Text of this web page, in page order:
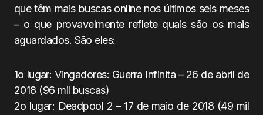
que têm mais buscas online nos últimos seis meses
– o que provavelmente reflete quais são os mais
aguardados. São eles:
1o lugar: Vingadores: Guerra Infinita – 26 de abril de
2018 (96 mil buscas)
2o lugar: Deadpool 2 – 17 de maio de 2018 (49 mil